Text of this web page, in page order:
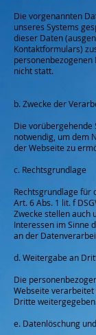
Die vorgenannten
unseres Systems
dieser Daten
Kontaktformulars)
nicht statt.
b. Zwecke der
Die vorübergehende
notwendig, um dem
der Webseite zu
c. Rechtsgrundlage
Rechtsgrundlage für
Art. 6 Abs. 1 lit. f
Zwecke stellen auch
Interessen im Sinne
an der
d. Weitergabe an
Die
Webseite
Dritte
e. Datenlöschung